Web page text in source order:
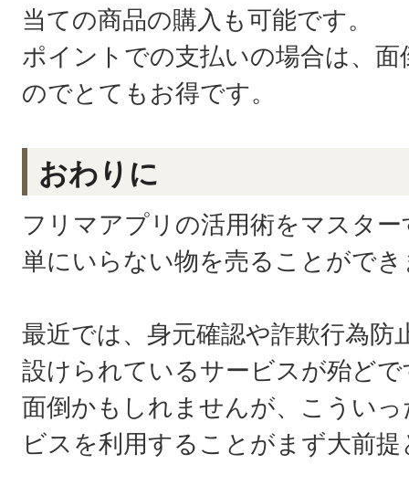
当ての商品の購入も可能です。
ポイントでの支払いの場合は、
のでとてもお得です。
おわりに
フリマアプリの活用術をマスタ
単にいらない物を売ることができ
最近では、身元確認や詐欺行為防
設けられているサービスが殆どで
面倒かもしれませんが、こうい
ビスを利用することがまず大前